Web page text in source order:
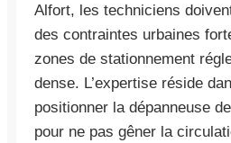
Alfort, les techniciens
des contraintes urbaines
zones de stationnement
dense. L’expertise réside
positionner la dépanneuse
pour ne pas gêner la